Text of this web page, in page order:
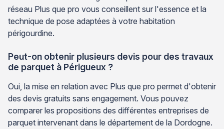
réseau Plus que pro vous conseillent sur l'essence et la
technique de pose adaptées à votre habitation
périgourdine.
Peut-on obtenir plusieurs devis pour des travaux
de parquet à Périgueux ?
Oui, la mise en relation avec Plus que pro permet d'obtenir
des devis gratuits sans engagement. Vous pouvez
comparer les propositions des différentes entreprises de
parquet intervenant dans le département de la Dordogne.